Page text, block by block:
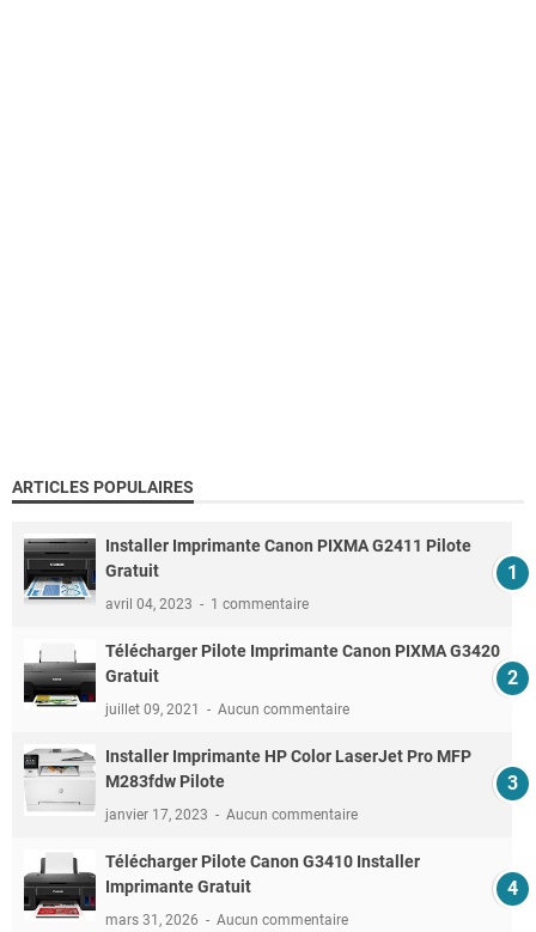
ARTICLES POPULAIRES
Installer Imprimante Canon PIXMA G2411 Pilote
Gratuit
avril 04, 2023 1 commentaire
Télécharger Pilote Imprimante Canon PIXMA G3420
Gratuit
juillet 09, 2021 Aucun commentaire
Installer Imprimante HP Color LaserJet Pro MFP
M283fdw Pilote
janvier 17, 2023 Aucun commentaire
Télécharger Pilote Canon G3410 Installer
Imprimante Gratuit
mars 31, 2026 Aucun commentaire